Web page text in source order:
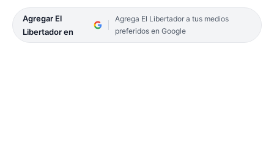
Agregar El
Libertador en
Agrega El Libertador a tus medios
preferidos en Google